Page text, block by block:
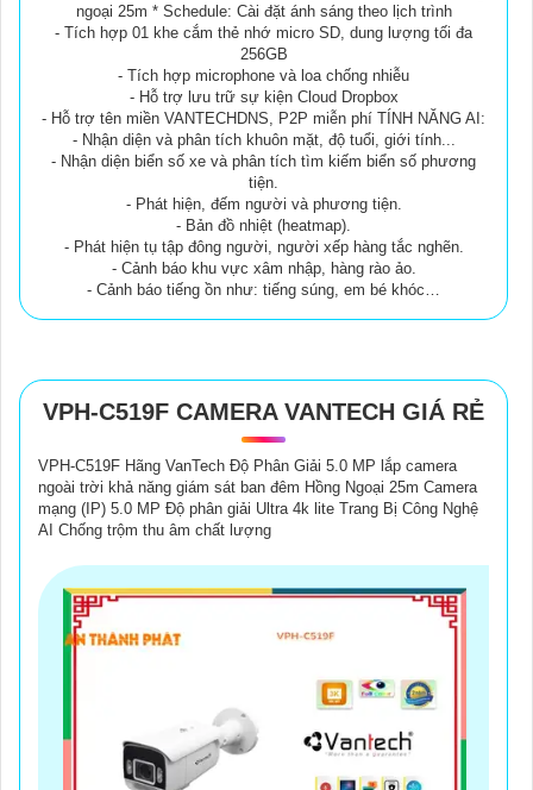
ngoại 25m * Schedule: Cài đặt ánh sáng theo lịch trình
- Tích hợp 01 khe cắm thẻ nhớ micro SD, dung lượng tối đa
256GB
- Tích hợp microphone và loa chống nhiễu
- Hỗ trợ lưu trữ sự kiện Cloud Dropbox
- Hỗ trợ tên miền VANTECHDNS, P2P miễn phí TÍNH NĂNG AI:
- Nhận diện và phân tích khuôn mặt, độ tuổi, giới tính...
- Nhận diện biển số xe và phân tích tìm kiếm biển số phương
tiện.
- Phát hiện, đếm người và phương tiện.
- Bản đồ nhiệt (heatmap).
- Phát hiện tụ tập đông người, người xếp hàng tắc nghẽn.
- Cảnh báo khu vực xâm nhập, hàng rào ảo.
- Cảnh báo tiếng ồn như: tiếng súng, em bé khóc…
VPH-C519F CAMERA VANTECH GIÁ RẺ
VPH-C519F Hãng VanTech Độ Phân Giải 5.0 MP lắp camera
ngoài trời khả năng giám sát ban đêm Hồng Ngoại 25m Camera
mạng (IP) 5.0 MP Độ phân giải Ultra 4k lite Trang Bị Công Nghệ
AI Chống trộm thu âm chất lượng